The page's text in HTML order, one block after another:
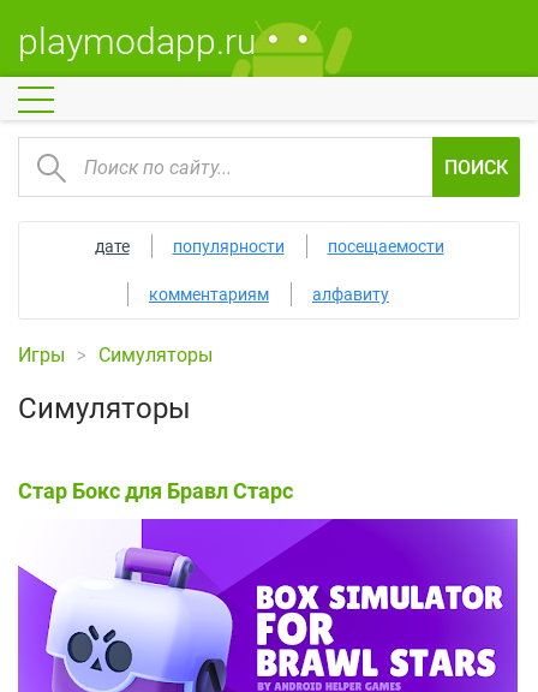
playmodapp.ru
ПОИСК
дате популярности посещаемости
комментариям алфавиту
Игры Симуляторы
Симуляторы
Стар Бокс для Бравл Старс